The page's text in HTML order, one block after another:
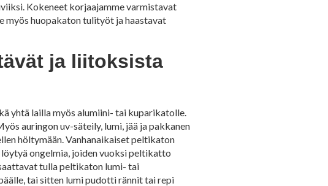
Kokeneet korjaajamme varmistavat
myös huopakaton tulityöt ja haastavat
ja liitoksista
yhtä lailla myös alumiini- tai kuparikatolle.
auringon uv-säteily, lumi, jää ja pakkanen
höltymään. Vanhanaikaiset peltikaton
ongelmia, joiden vuoksi peltikatto
tulla peltikaton lumi- tai
tai sitten lumi pudotti rännit tai repi